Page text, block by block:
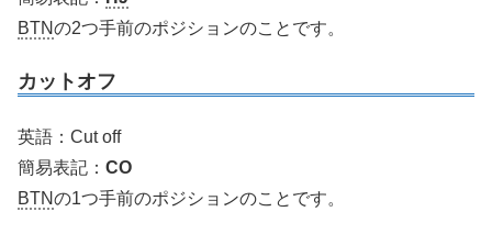
BTNの2つ手前のポジションのことです。
カットオフ
英語：Cut off
簡易表記： CO
BTNの1つ手前のポジションのことです。